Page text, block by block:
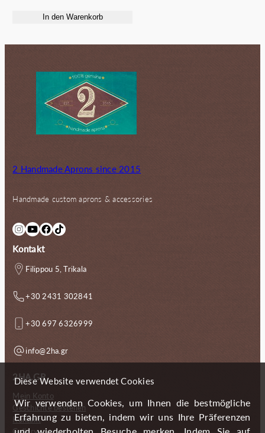
war:
ist:
In den Warenkorb
2 Handmade Aprons since 2015
Handmade custom aprons & accessories
InstagramYouTube Facebook TikTok
Kontakt
Filippou 5, Trikala
+30 2431 302841
+30 697 6326999
info@2ha.gr
2HA.GR
Mein Konto
Geschichte bestellen
Kontakt
Diese Website verwendet Cookies
Wir verwenden Cookies, um Ihnen die bestmögliche
Erfahrung zu bieten, indem wir uns Ihre Präferenzen